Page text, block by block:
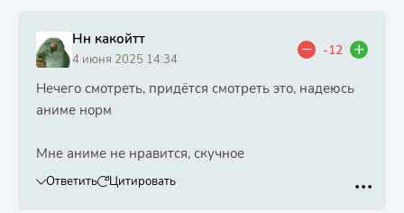
Нн какойтт
4 июня 2025 14:34
-12
Нечего смотреть, придётся смотреть это, надеюсь
аниме норм
Мне аниме не нравится, скучное
Ответить Цитировать